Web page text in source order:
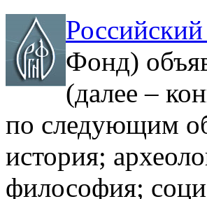
Фонд)
(далее –
по следующим
история;
философия;